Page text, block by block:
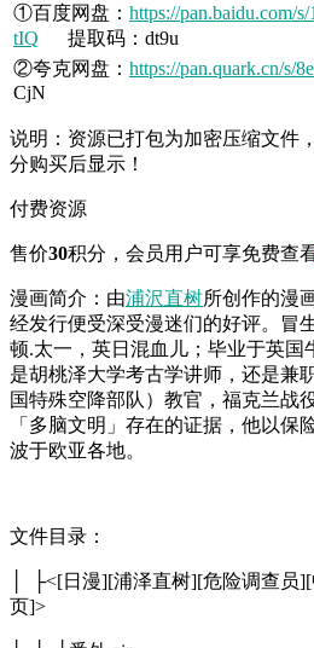
①百度网盘： https://pan.baidu.com/
tIQ 提取码：dt9u
②夸克网盘： https://pan.quark.cn/s/
CjN
说明：资源已打包为加密压缩文件
分购买后显示！
付费资源
售价30积分 ，会员用户可享免费查
漫画简介：由浦沢直树所创作的漫
经发行便受深受漫迷们的好评。冒
顿.太一，英日混血儿；毕业于英国
是胡桃泽大学考古学讲师，还是兼
国特殊空降部队）教官，福克兰战
「多脑文明」存在的证据，他以保
波于欧亚各地。
文件目录：
│ ├<[日漫][浦泽直树][危险调查员
页]>